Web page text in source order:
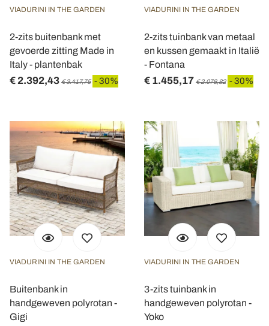
VIADURINI IN THE GARDEN
2-zits buitenbank met
gevoerde zitting Made in
Italy - plantenbak
€ 2.392,43 € 3.417,75 - 30%
VIADURINI IN THE GARDEN
2-zits tuinbank van metaal
en kussen gemaakt in Italië
- Fontana
€ 1.455,17 € 2.078,82 - 30%
VIADURINI IN THE GARDEN
Buitenbank in
handgeweven polyrotan -
Gigi
VIADURINI IN THE GARDEN
3-zits tuinbank in
handgeweven polyrotan -
Yoko